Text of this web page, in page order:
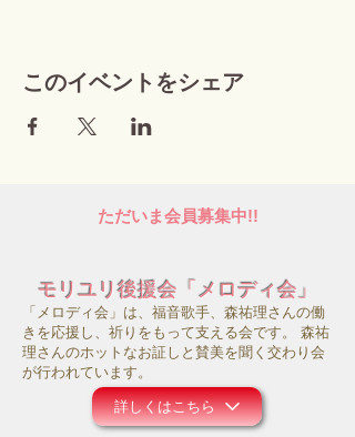
このイベントをシェア
ただいま会員募集中!!
モリユリ後援会「メロディ会」
「メロディ会」は、福音歌手、森祐理さんの働
きを応援し、祈りをもって支える会です。 森祐
理さんのホットなお証しと賛美を聞く交わり会
が行われています。
詳しくはこちら